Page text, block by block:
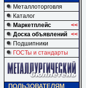
Металлоторговля
Каталог
Маркетплейс
<<
Доска объявлений <<
Подшипники
ГОСТы и стандарты
ПОЛЬЗОВАТЕЛЯМ